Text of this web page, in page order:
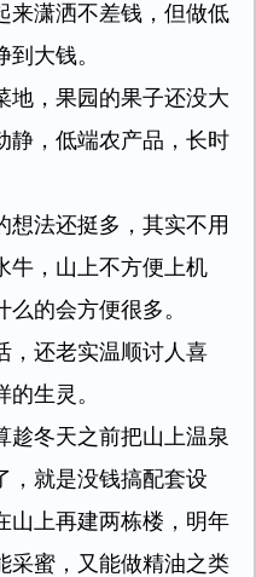
来潇洒不差钱，但做低
大钱。
地，果园的果子还没大
静，低端农产品，长时
想法还挺多，其实不用
牛，山上不方便上机
的会方便很多。
，还老实温顺讨人喜
生灵。
趁冬天之前把山上温泉
，就是没钱搞配套设
山上再建两栋楼，明年
采蜜，又能做精油之类